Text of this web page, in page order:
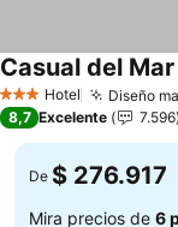
3 Estrellas
Hotel Diseño
Casual del
8,7 Excelente 7.596
De $ 276.917
Mira precios de 6